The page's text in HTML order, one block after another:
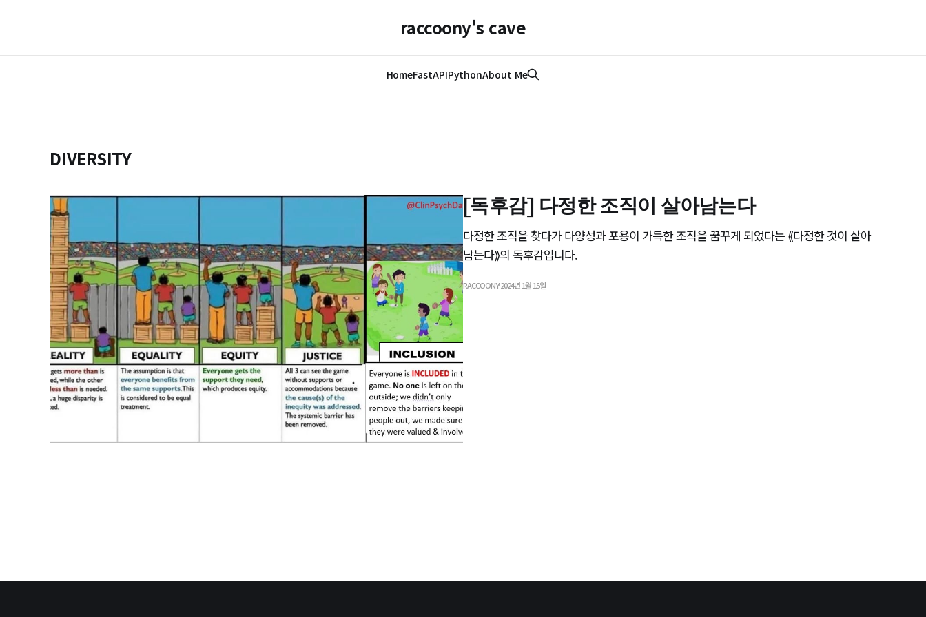
raccoony's cave
HomeFastAPIPythonAbout Me
DIVERSITY
[독후감] 다정한 조직이 살아남는다
다정한 조직을 찾다가 다양성과 포용이 가득한 조직을 꿈꾸게 되었다는 ⟪다정한 것이 살아
남는다⟫의 독후감입니다.
RACCOONY2024년 1월 15일